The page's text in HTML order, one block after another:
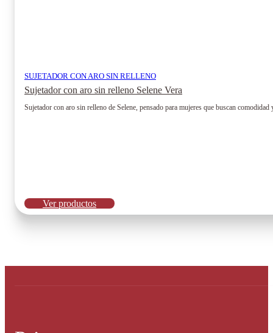
SUJETADOR CON ARO SIN RELLENO
Sujetador con aro sin relleno Selene Vera
Sujetador con aro sin relleno de Selene, pensado para mujeres que buscan
Ver productos